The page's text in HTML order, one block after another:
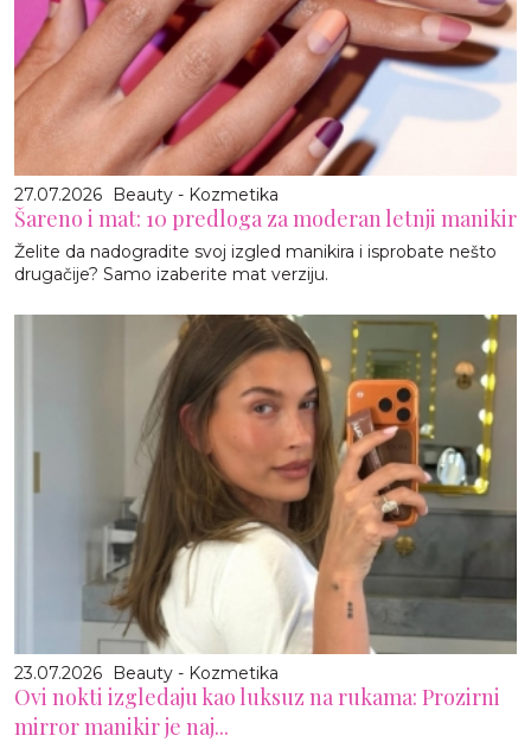
27.07.2026 Beauty - Kozmetika
Šareno i mat: 10 predloga za moderan letnji manikir
Želite da nadogradite svoj izgled manikira i isprobate nešto
drugačije? Samo izaberite mat verziju.
23.07.2026 Beauty - Kozmetika
Ovi nokti izgledaju kao luksuz na rukama: Prozirni
mirror manikir je naj...